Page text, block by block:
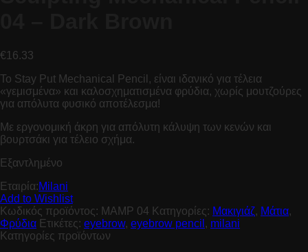
€16.33
Το Stay Put Mechanical Pencil, είναι ιδανικό για τέλεια
«γεμισμένα» και καλοσχηματισμένα φρύδια, χωρίς μουτζούρες
για απόλυτα φυσικό αποτέλεσμα!
Με εργονομική άκρη για απόλυτη κάλυψη των κενών και
βουρτσάκι για τέλειο σχήμα.
Εξαντλημένο
Εταιρία:Milani
Add to Wishlist
Κωδικός προϊόντος: MAMP 04 Κατηγορίες: Μακιγιάζ, Μάτια,
Φρύδια Ετικέτες: eyebrow, eyebrow pencil , milani
Κατηγορίες προϊόντων